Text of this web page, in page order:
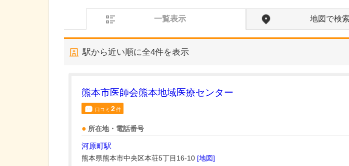
一覧表示 地図で検索
駅から近い順に全4件を表示
熊本市医師会熊本地域医療センター
口コミ 2件
所在地・電話番号
河原町駅
熊本県熊本市中央区本荘5丁目16-10 [地図]
日々の診療で大切
当院では「安全と安